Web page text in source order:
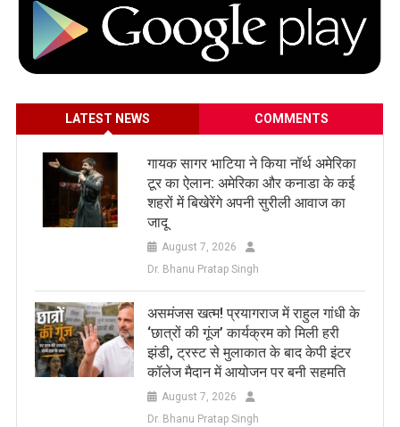
LATEST NEWS COMMENTS
गायक सागर भाटिया ने किया नॉर्थ अमेरिका
टूर का ऐलान: अमेरिका और कनाडा के कई
शहरों में बिखेरेंगे अपनी सुरीली आवाज का
जादू
August 7, 2026
Dr. Bhanu Pratap Singh
असमंजस खत्म! प्रयागराज में राहुल गांधी के
‘छात्रों की गूंज’ कार्यक्रम को मिली हरी
झंडी, ट्रस्ट से मुलाकात के बाद केपी इंटर
कॉलेज मैदान में आयोजन पर बनी सहमति
August 7, 2026
Dr. Bhanu Pratap Singh